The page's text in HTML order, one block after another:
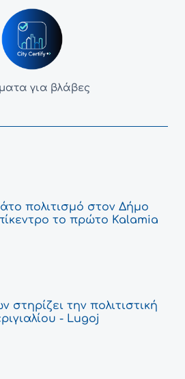
για βλάβες
πολιτισμό στον Δήμο
το πρώτο Kalamia
στηρίζει την πολιτιστική
- Lugoj